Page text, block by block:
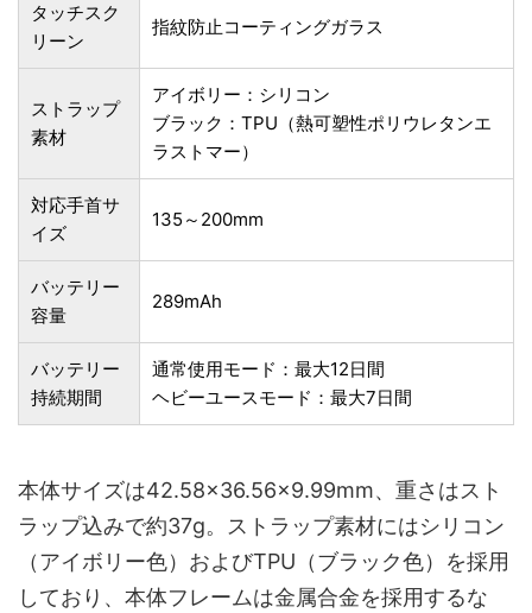
タッチスク
リーン
指紋防止コーティングガラス
ストラップ
素材
アイボリー：シリコン
ブラック：TPU（熱可塑性ポリウレタンエ
ラストマー）
対応手首サ
イズ
135～200mm
バッテリー
容量
289mAh
バッテリー
持続期間
通常使用モード：最大12日間
ヘビーユースモード：最大7日間
本体サイズは42.58×36.56×9.99mm、重さはスト
ラップ込みで約37g。ストラップ素材にはシリコン
（アイボリー色）およびTPU（ブラック色）を採用
しており、本体フレームは金属合金を採用するな